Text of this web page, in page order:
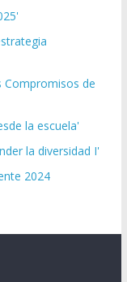
Compromisos de
la escuela'
la diversidad I'
2024